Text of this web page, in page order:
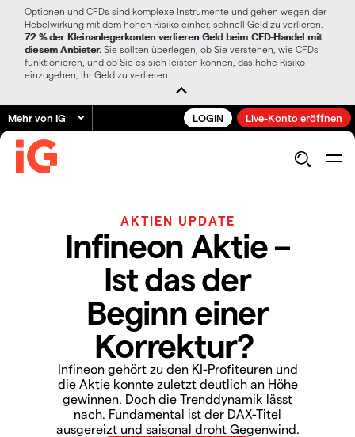
Optionen und CFDs sind komplexe Instrumente und gehen wegen der
Hebelwirkung mit dem hohen Risiko einher, schnell Geld zu verlieren.
72 % der Kleinanlegerkonten verlieren Geld beim CFD-Handel mit
diesem Anbieter. Sie sollten überlegen, ob Sie verstehen, wie CFDs
funktionieren, und ob Sie es sich leisten können, das hohe Risiko
einzugehen, Ihr Geld zu verlieren.
Mehr von IG LOGIN Live-Konto eröffnen
AKTIEN UPDATE
Infineon Aktie –
Ist das der
Beginn einer
Korrektur?
Infineon gehört zu den KI-Profiteuren und
die Aktie konnte zuletzt deutlich an Höhe
gewinnen. Doch die Trenddynamik lässt
nach. Fundamental ist der DAX-Titel
ausgereizt und saisonal droht Gegenwind.